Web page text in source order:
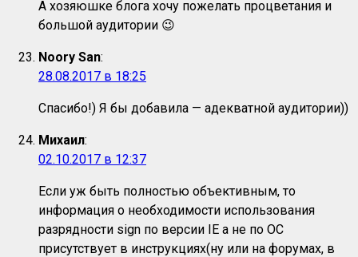
А хозяюшке блога хочу пожелать процветания и
большой аудитории 😉
Noory San:
28.08.2017 в 18:25
Спасибо!) Я бы добавила — адекватной аудитории))
Михаил:
02.10.2017 в 12:37
Если уж быть полностью объективным, то
информация о необходимости использования
разрядности sign по версии IE а не по ОС
присутствует в инструкциях(ну или на форумах, в